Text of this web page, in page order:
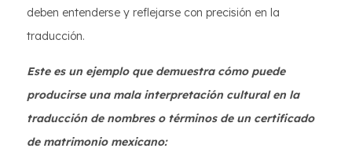
deben entenderse y reflejarse con precisión en la
traducción.
Este es un ejemplo que demuestra cómo puede
producirse una mala interpretación cultural en la
traducción de nombres o términos de un certificado
de matrimonio mexicano: